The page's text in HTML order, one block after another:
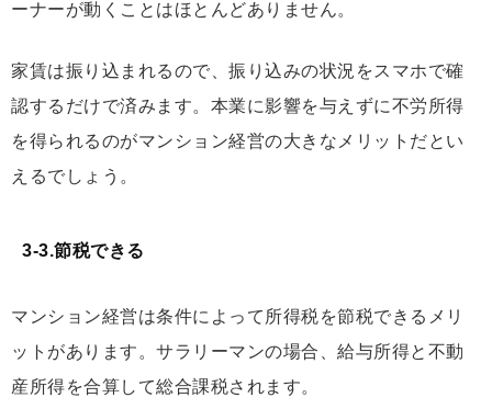
ーナーが動くことはほとんどありません。
家賃は振り込まれるので、振り込みの状況をスマホで確
認するだけで済みます。本業に影響を与えずに不労所得
を得られるのがマンション経営の大きなメリットだとい
えるでしょう。
3-3.節税できる
マンション経営は条件によって所得税を節税できるメリ
ットがあります。サラリーマンの場合、給与所得と不動
産所得を合算して総合課税されます。